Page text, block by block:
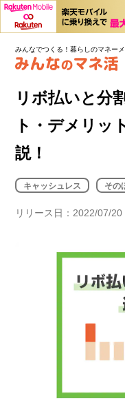
みんなでつくる！暮らしのマネー
リボ払いと分
ト・デメリッ
説！
キャッシュレス その
リリース日：2022/07/